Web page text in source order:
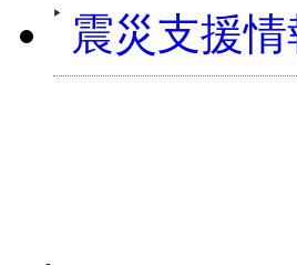
震災支援情